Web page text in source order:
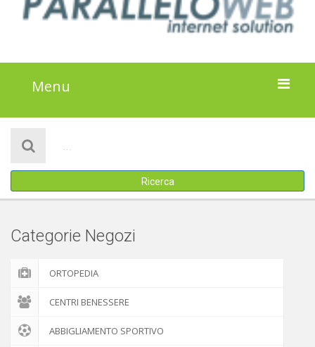
Menu
ATTIVITÀ
IL PROGETTO
Ricerca
Categorie Negozi
ORTOPEDIA
CENTRI BENESSERE
ABBIGLIAMENTO SPORTIVO